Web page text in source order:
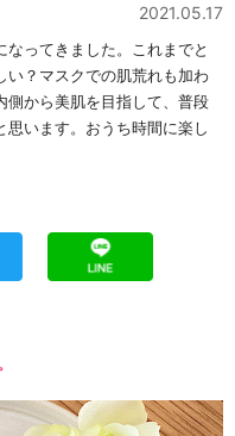
2021.05.17
ってきました。これまでと
い？マスクでの肌荒れも加わ
側から美肌を目指して、普段
います。おうち時間に楽し